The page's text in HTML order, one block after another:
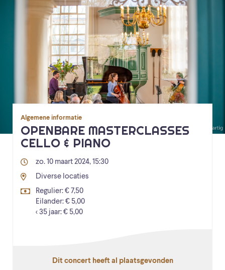
Algemene informatie
OPENBARE MASTERCLASSES
CELLO & PIANO
zo. 10 maart 2024, 15:30
Diverse locaties
Regulier: € 7,50
Eilander: € 5,00
< 35 jaar: € 5,00
Dit concert heeft al plaatsgevonden